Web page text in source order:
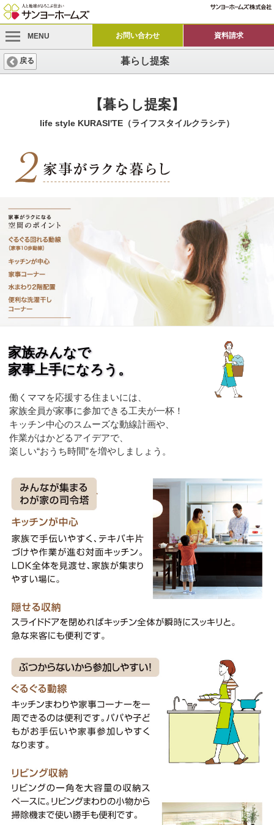
資料請求
お問い合わせ
MENU
戻る 暮らし提案
【暮らし提案】
life style KURASI'TE（ライフスタイルクラシテ）
家族みんなで
家事上手になろう。
働くママを応援する住まいには、
家族全員が家事に参加できる工夫が一杯！
キッチン中心のスムーズな動線計画や、
作業がはかどるアイデアで、
楽しい“おうち時間”を増やしましょう。